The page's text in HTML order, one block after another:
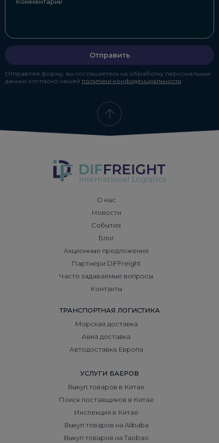
Отправить
Отправляя форму, вы соглашаетесь на обработку персональных
данных согласно нашей политики конфиденциальности
О нас
Новости
События
Блог
Акционные предложения
Партнери DiFFreight
Часто задаваемые вопросы
Контакты
ТРАНСПОРТНАЯ ЛОГИСТИКА
Морская доставка
Авиа доставка
Автодоставка Европа
УСЛУГИ БАЕРОВ
Выкуп товаров в Китае
Поиск поставщиков в Китае
Инспекция в Китае
Выкуп товаров на Alibaba
Выкуп товаров на Taobao